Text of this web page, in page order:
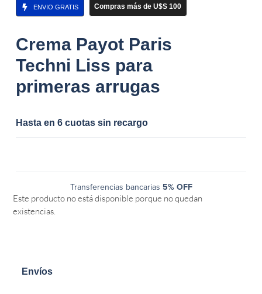
ENVIO GRATIS Compras más de U$S 100
Crema Payot Paris
Techni Liss para
primeras arrugas
Hasta en 6 cuotas sin recargo
Transferencias bancarias 5% OFF
Este producto no está disponible porque no quedan
existencias.
Envíos